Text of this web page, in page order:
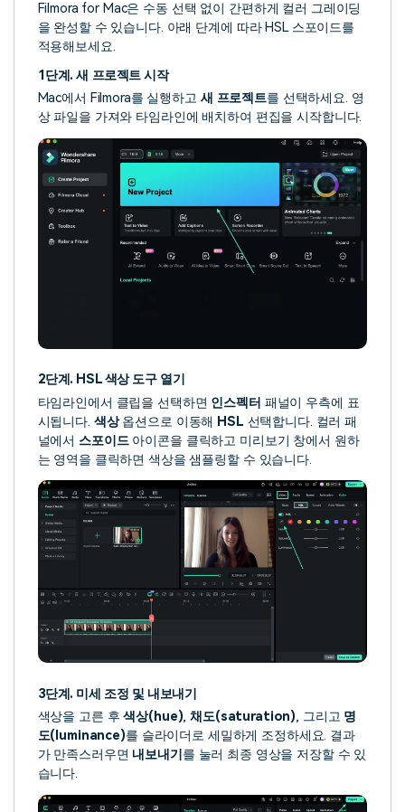
Filmora for Mac은 수동 선택 없이 간편하게 컬러 그레이딩
을 완성할 수 있습니다. 아래 단계에 따라 HSL 스포이드를
적용해보세요.
1단계. 새 프로젝트 시작
Mac에서 Filmora를 실행하고 새 프로젝트를 선택하세요. 영
상 파일을 가져와 타임라인에 배치하여 편집을 시작합니다.
2단계. HSL 색상 도구 열기
타임라인에서 클립을 선택하면 인스펙터 패널이 우측에 표
시됩니다. 색상옵션으로 이동해 HSL 선택합니다. 컬러 패
널에서 스포이드아이콘을 클릭하고 미리보기 창에서 원하
는 영역을 클릭하면 색상을 샘플링할 수 있습니다.
3단계. 미세 조정 및 내보내기
색상을 고른 후색상(hue),채도(saturation), 그리고 명
도(luminance)를 슬라이더로 세밀하게 조정하세요. 결과
가 만족스러우면 내보내기 를 눌러 최종 영상을 저장할 수 있
습니다.